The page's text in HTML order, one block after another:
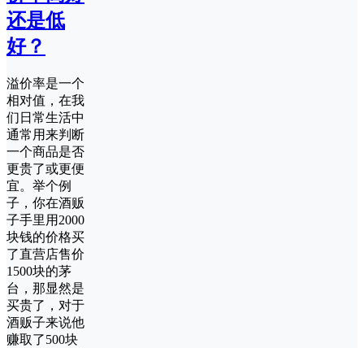
还是低
好？
溢价率是一个
相对值，在我
们日常生活中
通常用来判断
一个商品是否
更贵了或更便
宜。举个例
子，你在酒贩
子手里用2000
块钱的价格买
了直营店售价
1500块的茅
台，那显然是
买贵了，对于
酒贩子来说他
赚取了500块